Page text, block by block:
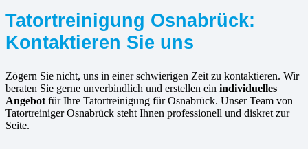
Tatortreinigung Osnabrück:
Kontaktieren Sie uns
Zögern Sie nicht, uns in einer schwierigen Zeit zu kontaktieren. Wir
beraten Sie gerne unverbindlich und erstellen ein individuelles
Angebot für Ihre Tatortreinigung für Osnabrück. Unser Team von
Tatortreiniger Osnabrück steht Ihnen professionell und diskret zur
Seite.